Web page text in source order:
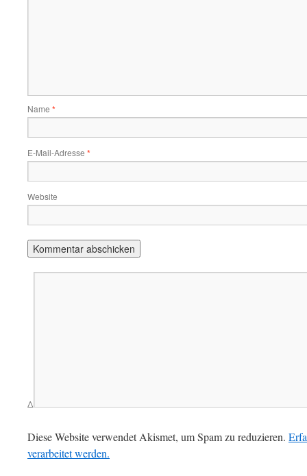
Name *
E-Mail-Adresse *
Website
Δ
Diese Website verwendet Akismet, um Spam zu reduzieren.
verarbeitet werden.